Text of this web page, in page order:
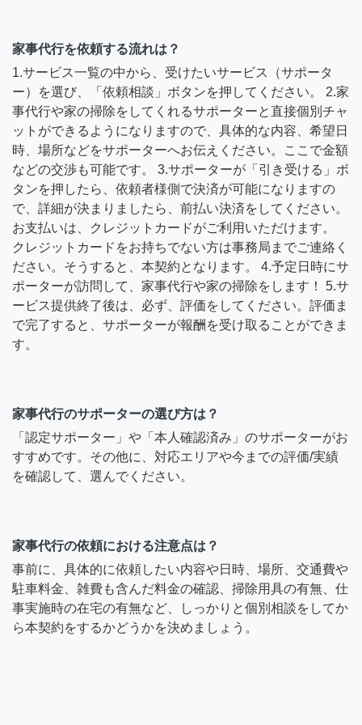
家事代行を依頼する流れは？
1.サービス一覧の中から、受けたいサービス（サポータ
ー）を選び、「依頼相談」ボタンを押してください。 2.家
事代行や家の掃除をしてくれるサポーターと直接個別チャ
ットができるようになりますので、具体的な内容、希望日
時、場所などをサポーターへお伝えください。ここで金額
などの交渉も可能です。 3.サポーターが「引き受ける」ボ
タンを押したら、依頼者様側で決済が可能になりますの
で、詳細が決まりましたら、前払い決済をしてください。
お支払いは、クレジットカードがご利用いただけます。
クレジットカードをお持ちでない方は事務局までご連絡く
ださい。そうすると、本契約となります。 4.予定日時にサ
ポーターが訪問して、家事代行や家の掃除をします！ 5.サ
ービス提供終了後は、必ず、評価をしてください。評価ま
で完了すると、サポーターが報酬を受け取ることができま
す。
家事代行のサポーターの選び方は？
「認定サポーター」や「本人確認済み」のサポーターがお
すすめです。その他に、対応エリアや今までの評価/実績
を確認して、選んでください。
家事代行の依頼における注意点は？
事前に、具体的に依頼したい内容や日時、場所、交通費や
駐車料金、雑費も含んだ料金の確認、掃除用具の有無、仕
事実施時の在宅の有無など、しっかりと個別相談をしてか
ら本契約をするかどうかを決めましょう。